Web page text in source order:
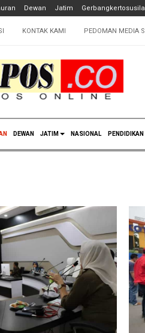
Dewan Jatim Gerbangkertosusila
KONTAK KAMI PEDOMAN MEDIA
DEWAN JATIM NASIONAL PENDIDIKAN